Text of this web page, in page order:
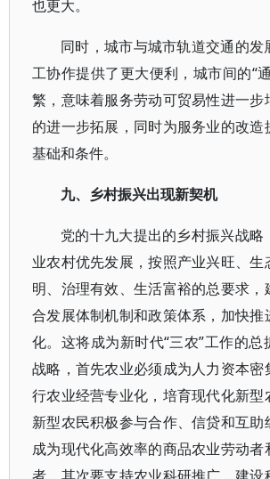
也更大。
同时，城市与城市轨道交通的发
工协作提供了更大便利，城市间的“
繁，意味着服务劳动可贸易性进一步
的进一步拓展，同时为服务业的改造
基础和条件。
九、乡村振兴出现新契机
党的十九大提出的乡村振兴战略
业农村优先发展，按照产业兴旺、生
明、治理有效、生活富裕的总要求，
合发展体制机制和政策体系，加快推
化。这将成为新时代“三农”工作的总
战略，首先农业必须成为人力资本密
行农业经营专业化，培育现代化新型
新型农民积极参与合作、信贷和互助
成为现代化高效率的商品农业劳动者